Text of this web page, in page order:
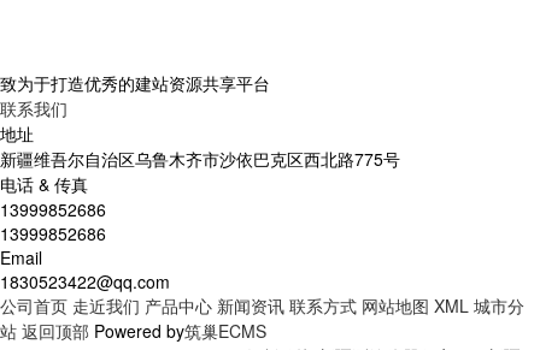
致为于打造优秀的建站资源共享平台
联系我们
地址
新疆维吾尔自治区乌鲁木齐市沙依巴克区西北路775号
电话 & 传真
13999852686
13999852686
Email
1830523422@qq.com
公司首页 走近我们 产品中心 新闻资讯 联系方式 网站地图 XML 城市分
站 返回顶部 Powered by筑巢ECMS